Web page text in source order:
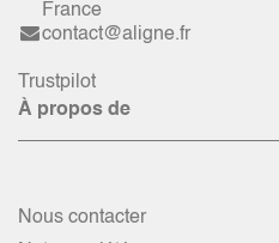
France
contact@aligne.fr
Trustpilot
À propos de
Nous contacter